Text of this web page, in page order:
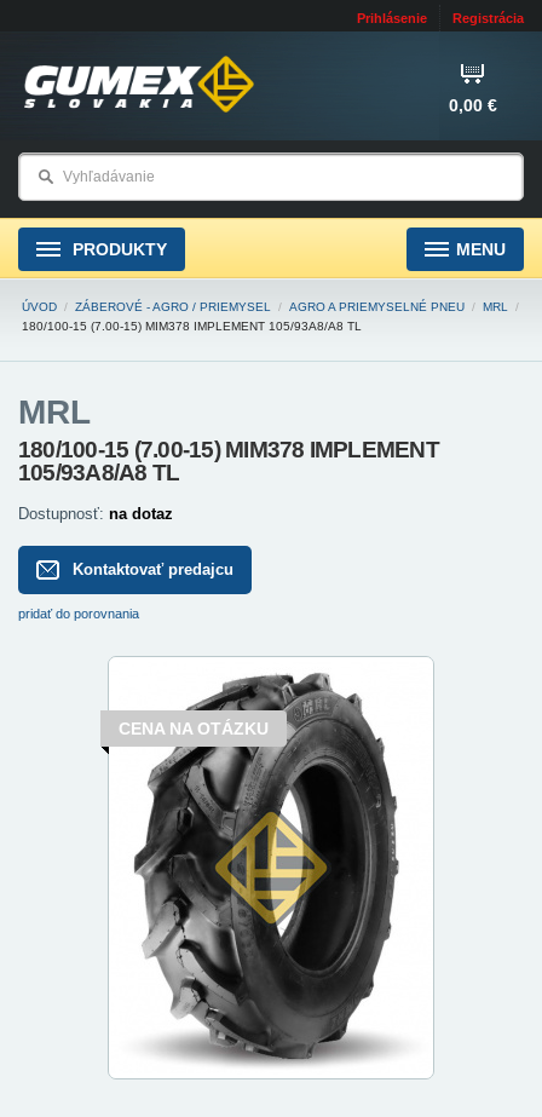
Prihlásenie Registrácia
0,00 €
PRODUKTY MENU
ÚVOD / ZÁBEROVÉ - AGRO / PRIEMYSEL / AGRO A PRIEMYSELNÉ PNEU / MRL
/
180/100-15 (7.00-15) MIM378 IMPLEMENT 105/93A8/A8 TL
MRL
180/100-15 (7.00-15) MIM378 IMPLEMENT
105/93A8/A8 TL
Dostupnosť: na dotaz
Kontaktovať predajcu
pridať do porovnania
CENA NA OTÁZKU